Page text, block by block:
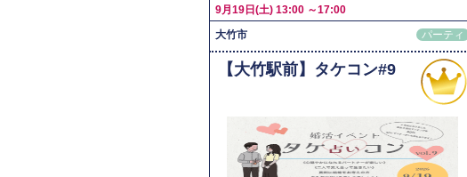
9月19日(土) 13:00 ～17:00
大竹市
パーテ
【大竹駅前】タケコン#9